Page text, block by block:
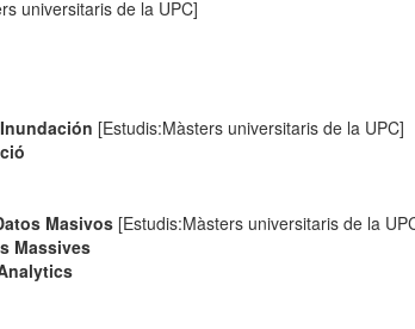
universitaris de la UPC]
[Estudis:Màsters universitaris de la UPC]
Masivos [Estudis:Màsters universitaris de la
Massives